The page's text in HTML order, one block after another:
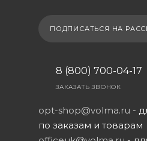
ПОДПИСАТЬСЯ НА
8 (800) 700-04-17
ЗАКАЗАТЬ ЗВОНОК
opt-shop@volma.ru -
по заказам и товарам